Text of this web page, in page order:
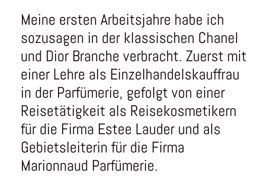
Meine ersten Arbeitsjahre habe ich
sozusagen in der klassischen Chanel
und Dior Branche verbracht. Zuerst mit
einer Lehre als Einzelhandelskauffrau
in der Parfümerie, gefolgt von einer
Reisetätigkeit als Reisekosmetikern
für die Firma Estee Lauder und als
Gebietsleiterin für die Firma
Marionnaud Parfümerie.